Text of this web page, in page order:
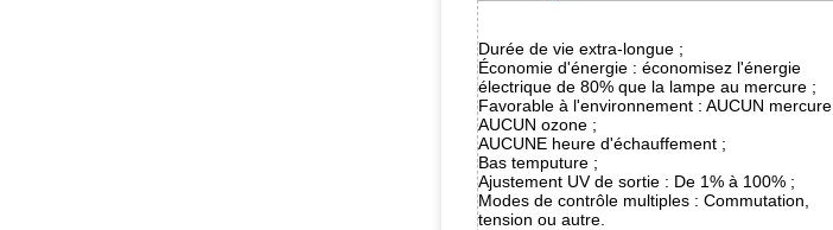
Durée de vie extra-longue ;
Économie d'énergie : économisez l'énergie
électrique de 80% que la lampe au mercure ;
Favorable à l'environnement : AUCUN mercure.
AUCUN ozone ;
AUCUNE heure d'échauffement ;
Bas temputure ;
Ajustement UV de sortie : De 1% à 100% ;
Modes de contrôle multiples : Commutation,
tension ou autre.